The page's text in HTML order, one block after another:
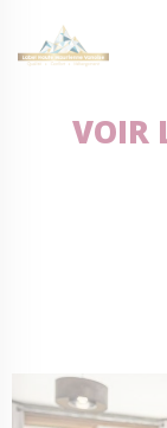
Bonneval sur arc
VOIR